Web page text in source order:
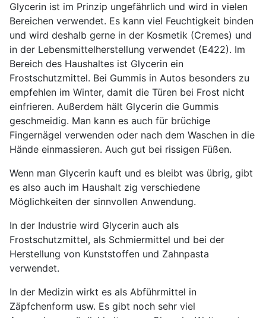
Glycerin ist im Prinzip ungefährlich und wird in vielen
Bereichen verwendet. Es kann viel Feuchtigkeit binden
und wird deshalb gerne in der Kosmetik (Cremes) und
in der Lebensmittelherstellung verwendet (E422). Im
Bereich des Haushaltes ist Glycerin ein
Frostschutzmittel. Bei Gummis in Autos besonders zu
empfehlen im Winter, damit die Türen bei Frost nicht
einfrieren. Außerdem hält Glycerin die Gummis
geschmeidig. Man kann es auch für brüchige
Fingernägel verwenden oder nach dem Waschen in die
Hände einmassieren. Auch gut bei rissigen Füßen.
Wenn man Glycerin kauft und es bleibt was übrig, gibt
es also auch im Haushalt zig verschiedene
Möglichkeiten der sinnvollen Anwendung.
In der Industrie wird Glycerin auch als
Frostschutzmittel, als Schmiermittel und bei der
Herstellung von Kunststoffen und Zahnpasta
verwendet.
In der Medizin wirkt es als Abführmittel in
Zäpfchenform usw. Es gibt noch sehr viel